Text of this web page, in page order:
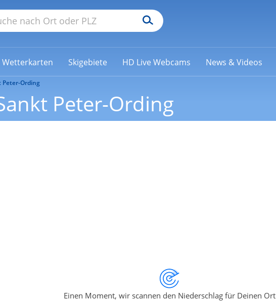
Wetterkarten Skigebiete HD Live Webcams News & Videos
Peter-Ording
Peter-Ording
Einen Moment, wir scannen den Niederschlag für Deinen Ort